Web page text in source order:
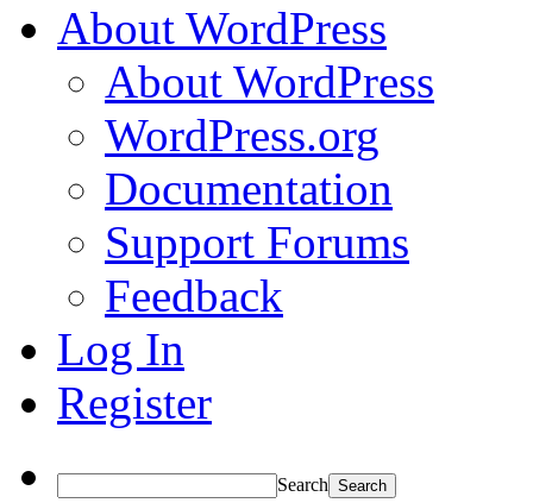
About WordPress
About WordPress
WordPress.org
Documentation
Support Forums
Feedback
Log In
Register
Search